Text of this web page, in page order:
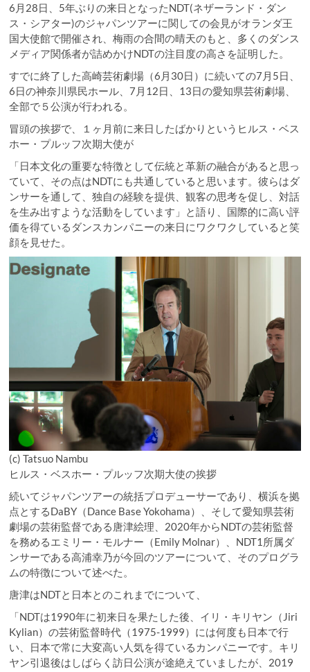
6月28日、5年ぶりの来日となったNDT(ネザーランド・ダン
ス・シアター)のジャパンツアーに関しての会見がオランダ王
国大使館で開催され、梅雨の合間の晴天のもと、多くのダンス
メディア関係者が詰めかけNDTの注目度の高さを証明した。
すでに終了した高崎芸術劇場（6月30日）に続いての7月5日、
6日の神奈川県民ホール、7月12日、13日の愛知県芸術劇場、
全部で５公演が行われる。
冒頭の挨拶で、１ヶ月前に来日したばかりというヒルス・ベス
ホー・プルッフ次期大使が
「日本文化の重要な特徴として伝統と革新の融合があると思っ
ていて、その点はNDTにも共通していると思います。彼らはダ
ンサーを通して、独自の経験を提供、観客の思考を促し、対話
を生み出すような活動をしています」と語り、国際的に高い評
価を得ているダンスカンパニーの来日にワクワクしていると笑
顔を見せた。
(c) Tatsuo Nambu
ヒルス・ベスホー・プルッフ次期大使の挨拶
続いてジャパンツアーの統括プロデューサーであり、横浜を拠
点とするDaBY（Dance Base Yokohama）、そして愛知県芸術
劇場の芸術監督である唐津絵理、2020年からNDTの芸術監督
を務めるエミリー・モルナー（Emily Molnar）、NDT1所属ダ
ンサーである高浦幸乃が今回のツアーについて、そのプログラ
ムの特徴について述べた。
唐津はNDTと日本とのこれまでについて、
「NDTは1990年に初来日を果たした後、イリ・キリヤン（Jiri
Kylian）の芸術監督時代（1975-1999）には何度も日本で行
い、日本で常に大変高い人気を得ているカンパニーです。キリ
ヤン引退後はしばらく訪日公演が途絶えていましたが、2019